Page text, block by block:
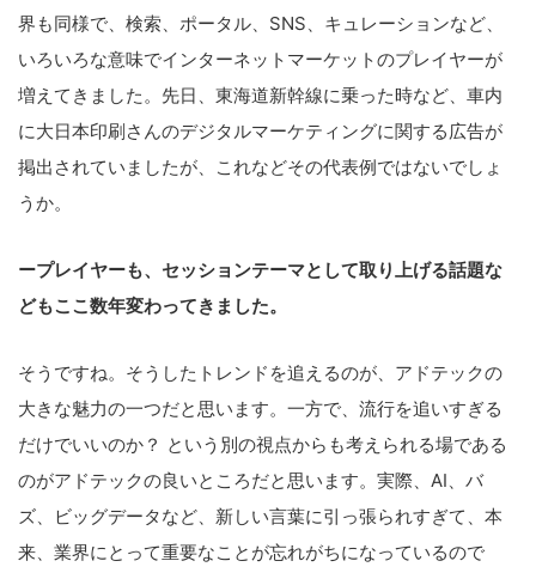
界も同様で、検索、ポータル、SNS、キュレーションなど、
いろいろな意味でインターネットマーケットのプレイヤーが
増えてきました。先日、東海道新幹線に乗った時など、車内
に大日本印刷さんのデジタルマーケティングに関する広告が
掲出されていましたが、これなどその代表例ではないでしょ
うか。
ープレイヤーも、セッションテーマとして取り上げる話題な
どもここ数年変わってきました。
そうですね。そうしたトレンドを追えるのが、アドテックの
大きな魅力の一つだと思います。一方で、流行を追いすぎる
だけでいいのか？ という別の視点からも考えられる場である
のがアドテックの良いところだと思います。実際、AI、バ
ズ、ビッグデータなど、新しい言葉に引っ張られすぎて、本
来、業界にとって重要なことが忘れがちになっているので